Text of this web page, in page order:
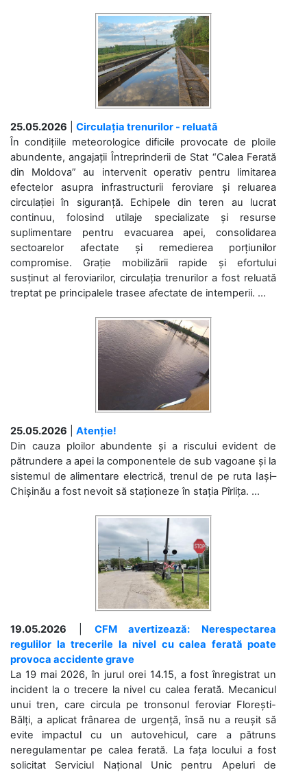
25.05.2026
Circulația trenurilor - reluată
În condițiile meteorologice dificile provocate de ploile
abundente, angajații Întreprinderii de Stat “Calea Ferată
din Moldova” au intervenit operativ pentru limitarea
efectelor asupra infrastructurii feroviare și reluarea
circulației în siguranță. Echipele din teren au lucrat
continuu, folosind utilaje specializate și resurse
suplimentare pentru evacuarea apei, consolidarea
sectoarelor afectate și remedierea porțiunilor
compromise. Grație mobilizării rapide și efortului
susținut al feroviarilor, circulația trenurilor a fost reluată
treptat pe principalele trasee afectate de intemperii. ...
25.05.2026
Atenție!
Din cauza ploilor abundente și a riscului evident de
pătrundere a apei la componentele de sub vagoane și la
sistemul de alimentare electrică, trenul de pe ruta Iași–
Chișinău a fost nevoit să staționeze în stația Pîrlița. ...
19.05.2026
CFM avertizează: Nerespectarea
regulilor la trecerile la nivel cu calea ferată poate
provoca accidente grave
La 19 mai 2026, în jurul orei 14.15, a fost înregistrat un
incident la o trecere la nivel cu calea ferată. Mecanicul
unui tren, care circula pe tronsonul feroviar Florești-
Bălți, a aplicat frânarea de urgență, însă nu a reușit să
evite impactul cu un autovehicul, care a pătruns
neregulamentar pe calea ferată. La fața locului a fost
solicitat Serviciul Național Unic pentru Apeluri de